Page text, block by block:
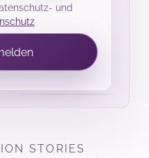
und
STORIES